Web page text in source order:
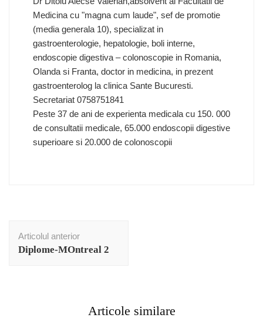
Medicina cu "magna cum laude", sef de promotie
(media generala 10), specializat in
gastroenterologie, hepatologie, boli interne,
endoscopie digestiva – colonoscopie in Romania,
Olanda si Franta, doctor in medicina, in prezent
gastroenterolog la clinica Sante Bucuresti.
Secretariat 0758751841
Peste 37 de ani de experienta medicala cu 150. 000
de consultatii medicale, 65.000 endoscopii digestive
superioare si 20.000 de colonoscopii
în
articole
Articolul anterior
Diplome-MOntreal 2
Articole similare